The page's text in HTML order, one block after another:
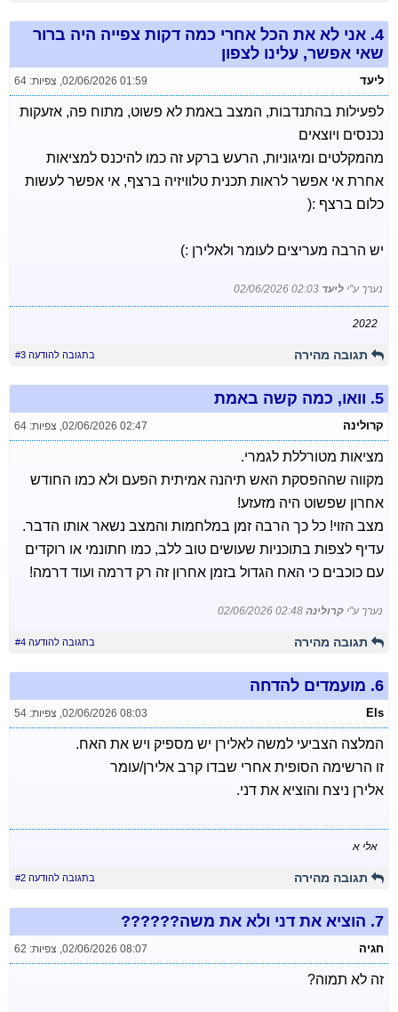
4. אני לא את הכל אחרי כמה דקות צפייה היה ברור
שאי אפשר, עלינו לצפון
ליעד 02/06/2026 01:59
, צפיות: 64
לפעילות בהתנדבות, המצב באמת לא פשוט, מתוח פה, אזעקות
נכנסים ויוצאים
מהמקלטים ומיגוניות, הרעש ברקע זה כמו להיכנס למציאות
אחרת אי אפשר לראות תכנית טלוויזיה ברצף, אי אפשר לעשות
כלום ברצף :(
יש הרבה מעריצים לעומר ולאלירן :)
נערך ע"י ליעד 02/06/2026 02:03
2022
תגובה מהירה בתגובה להודעה #3
5. וואו, כמה קשה באמת
קרולינה 02/06/2026 02:47
, צפיות: 64
מציאות מטורללת לגמרי.
מקווה שההפסקת האש תיהנה אמיתית הפעם ולא כמו החודש
אחרון שפשוט היה מזעזע!
מצב הזוי! כל כך הרבה זמן במלחמות והמצב נשאר אותו הדבר.
עדיף לצפות בתוכניות שעושים טוב ללב, כמו חתונמי או רוקדים
עם כוכבים כי האח הגדול בזמן אחרון זה רק דרמה ועוד דרמה!
נערך ע"י קרולינה 02/06/2026 02:48
תגובה מהירה בתגובה להודעה #4
6. מועמדים להדחה
Els
02/06/2026 08:03
, צפיות: 54
המלצה הצביעי למשה לאלירן יש מספיק ויש את האח.
זו הרשימה הסופית אחרי שבדו קרב אלירן/עומר
אלירן ניצח והוציא את דני.
אלי א
תגובה מהירה בתגובה להודעה #2
7. הוציא את דני ולא את משה??????
חגיה 02/06/2026 08:07
, צפיות: 62
זה לא תמוה?